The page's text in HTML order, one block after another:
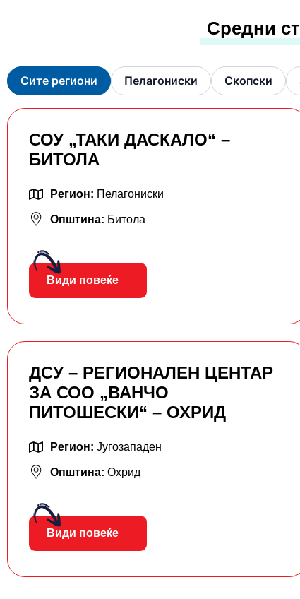
Средни
Сите региони Пелагониски Скопски
СОУ „ТАКИ ДАСКАЛО“ –
БИТОЛА
Регион: Пелагониски
Општина: Битола
Види повеќе
ДСУ – РЕГИОНАЛЕН ЦЕНТАР
ЗА СОО „ВАНЧО
ПИТОШЕСКИ“ – ОХРИД
Регион: Југозападен
Општина: Охрид
Види повеќе